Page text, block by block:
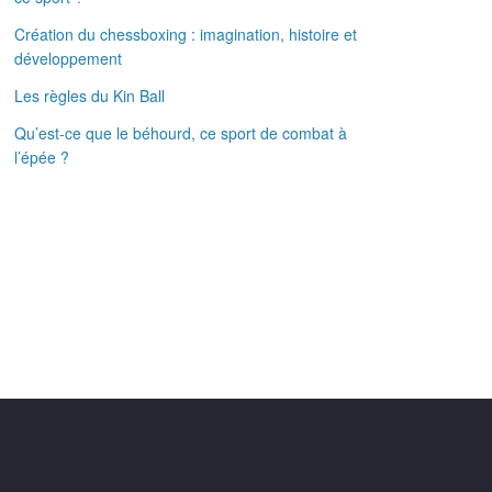
Création du chessboxing : imagination, histoire et
développement
Les règles du Kin Ball
Qu’est-ce que le béhourd, ce sport de combat à
l’épée ?